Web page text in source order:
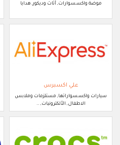
موضة واكسسوارات, أثاث وديكور, هدايا
علي اكسبرس
سيارات واكسسواراتها, مستلزمات وملابس
الاطفال, الألكترونيات, ..